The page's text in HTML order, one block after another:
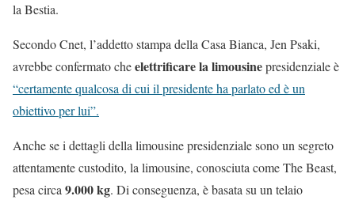
la Bestia.
Secondo Cnet, l’addetto stampa della Casa Bianca, Jen Psaki,
avrebbe confermato cheelettrificare la limousinepresidenziale è
“certamente qualcosa di cui il presidente ha parlato ed è un
obiettivo per lui”.
Anche se i dettagli della limousine presidenziale sono un segreto
attentamente custodito, la limousine, conosciuta come The Beast,
pesa circa9.000 kg. Di conseguenza, è basata su un telaio